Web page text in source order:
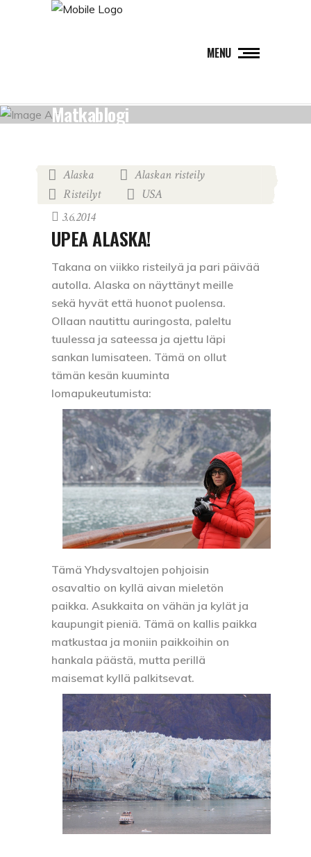
MENU
Matkablogi
Alaska Alaskan risteily
Risteilyt
USA
3.6.2014
UPEA ALASKA!
Takana on viikko risteilyä ja pari päivää
autolla. Alaska on näyttänyt meille
sekä hyvät että huonot puolensa.
Ollaan nautittu auringosta, paleltu
tuulessa ja sateessa ja ajettu läpi
sankan lumisateen. Tämä on ollut
tämän kesän kuuminta
lomapukeutumista:
Tämä Yhdysvaltojen pohjoisin
osavaltio on kyllä aivan mieletön
paikka. Asukkaita on vähän ja kylät ja
kaupungit pieniä. Tämä on kallis paikka
matkustaa ja moniin paikkoihin on
hankala päästä, mutta perillä
maisemat kyllä palkitsevat.